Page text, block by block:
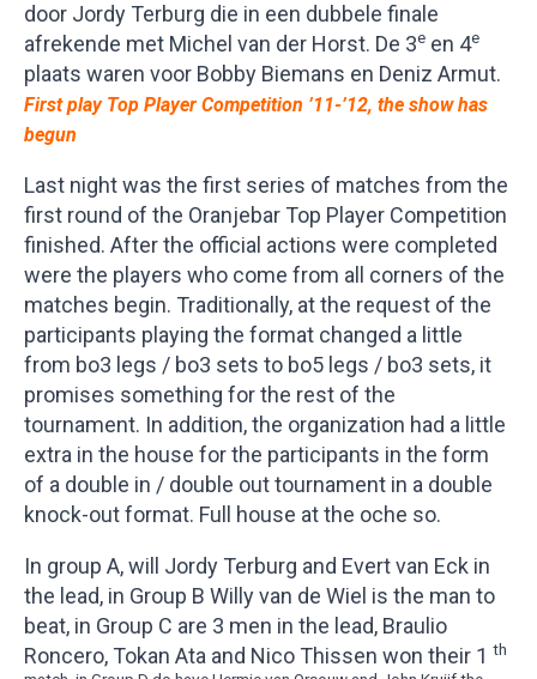
door Jordy Terburg die in een dubbele finale
afrekende met Michel van der Horst. De 3e en 4e
plaats waren voor Bobby Biemans en Deniz Armut.
First play Top Player Competition ’11-’12, the show has
begun
Last night was the first series of matches from the
first round of the Oranjebar Top Player Competition
finished. After the official actions were completed
were the players who come from all corners of the
matches begin. Traditionally, at the request of the
participants playing the format changed a little
from bo3 legs / bo3 sets to bo5 legs / bo3 sets, it
promises something for the rest of the
tournament. In addition, the organization had a little
extra in the house for the participants in the form
of a double in / double out tournament in a double
knock-out format. Full house at the oche so.
In group A, will Jordy Terburg and Evert van Eck in
the lead, in Group B Willy van de Wiel is the man to
beat, in Group C are 3 men in the lead, Braulio
Roncero, Tokan Ata and Nico Thissen won their 1 th